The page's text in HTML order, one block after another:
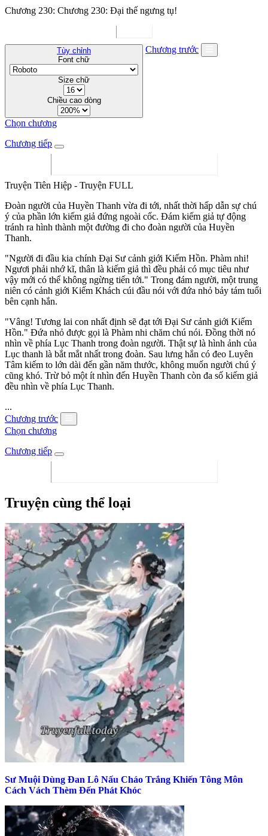
Chương 230: Chương 230: Đại thế ngưng tụ!
Tùy chỉnh
Font chữ
Size chữ
Chiều cao dòng
Chương trước
Chọn chương
Chương tiếp
Truyện Tiên Hiệp - Truyện FULL
Đoàn người của Huyền Thanh vừa đi tới, nhất thời hấp dẫn sự chú
ý của phần lớn kiếm giả đứng ngoài cốc. Đám kiếm giả tự động
tránh ra hình thành một đường đi cho đoàn người của Huyền
Thanh.
"Người đi đầu kia chính Đại Sư cảnh giới Kiếm Hồn. Phàm nhi!
Ngươi phải nhớ kĩ, thân là kiếm giả thì đều phải có mục tiêu như
vậy mới có thể không ngừng tiến tới." Trong đám người, một trung
niên có cảnh giới Kiếm Khách cúi đầu nói với đứa nhỏ bảy tám tuổi
bên cạnh hắn.
"Vâng! Tương lai con nhất định sẽ đạt tới Đại Sư cảnh giới Kiếm
Hồn." Đứa nhỏ được gọi là Phàm nhi chăm chú nói. Đồng thời nó
nhìn về phía Lục Thanh trong đoàn người. Thật sự là hình ảnh của
Lục thanh là bắt mắt nhất trong đoàn. Sau lưng hắn có đeo Luyên
Tâm kiếm to lớn dài đến gần năm thước, không muốn người chú ý
cũng khó. Trừ bỏ một ít nhìn đến Huyền Thanh còn đa số kiếm giả
đều nhìn về phía Lục Thanh.
...
Chương trước
Chọn chương
Chương tiếp
Truyện cùng thể loại
Sư Muội Dùng Đan Lô Nấu Cháo Trắng Khiến Tông Môn
Cách Vách Thèm Đến Phát Khóc